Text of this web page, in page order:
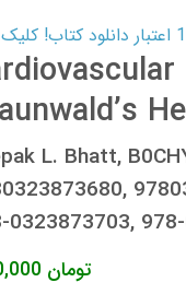
L. Bhatt,
0323873703,
تومان